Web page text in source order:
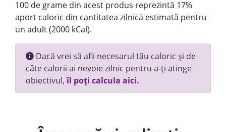
100 de grame din acest produs reprezintă 17%
aport caloric din cantitatea zilnică estimată pentru
un adult (2000 kCal).
Dacă vrei să afli necesarul tău caloric și de
câte calorii ai nevoie zilnic pentru a-ți atinge
obiectivul,îl poți calcula aici.